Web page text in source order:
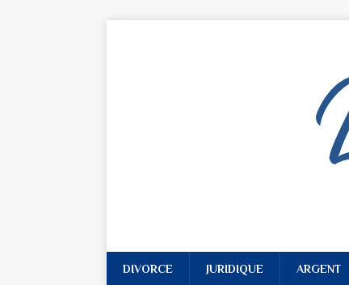
DIVORCE JURIDIQUE ARGENT